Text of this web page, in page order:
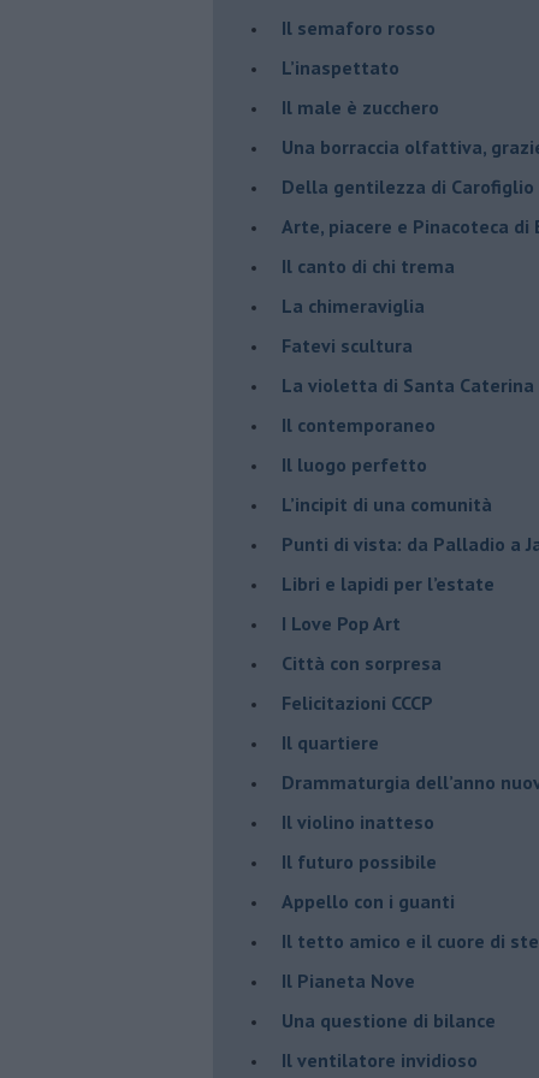
​Il semaforo rosso
​L’inaspettato
​Il male è zucchero
​Una borraccia olfattiva,
​Della gentilezza di Carofiglio
Arte, piacere e Pinacoteca di
​Il canto di chi trema
La chimeraviglia
​Fatevi scultura
​La violetta di Santa Caterina
​Il contemporaneo
​Il luogo perfetto
​L’incipit di una comunità
Punti di vista: da Palladio a
​Libri e lapidi per l’estate
​I Love Pop Art
Città con sorpresa
Felicitazioni CCCP
​Il quartiere
​Drammaturgia dell’anno
​Il violino inatteso
​Il futuro possibile
​Appello con i guanti
​Il tetto amico e il cuore di
​Il Pianeta Nove
​Una questione di bilance
​Il ventilatore invidioso